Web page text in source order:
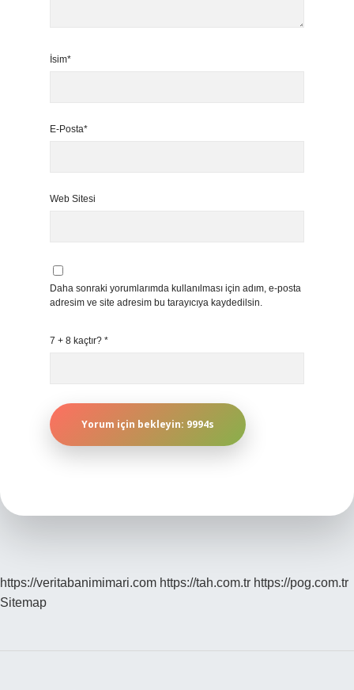
İsim*
E-Posta*
Web Sitesi
Daha sonraki yorumlarımda kullanılması için adım, e-posta
adresim ve site adresim bu tarayıcıya kaydedilsin.
7 + 8 kaçtır? *
https://veritabanimimari.com https://tah.com.tr https://pog.com.tr
Sitemap